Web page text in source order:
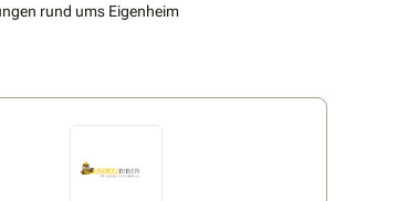
rund ums Eigenheim